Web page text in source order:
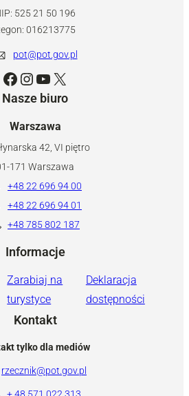
525 21 50 196
016213775
pot@pot.gov.pl
Facebook Instagram YouTube X
Nasze biuro
Warszawa
42, VI piętro
171 Warszawa
+48 22 696 94 00
+48 22 696 94 01
+48 785 802 187
Informacje
Zarabiaj na
turystyce
Deklaracja
dostępności
Kontakt
tylko dla mediów
rzecznik@pot.gov.pl